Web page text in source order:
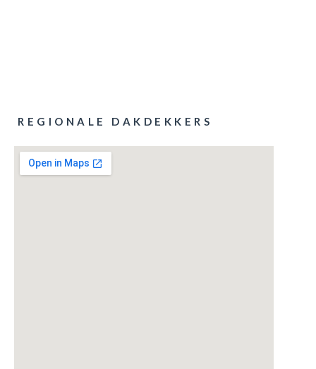
REGIONALE DAKDEKKERS